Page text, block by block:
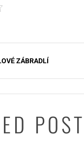
ZÁBRADLÍ
POST